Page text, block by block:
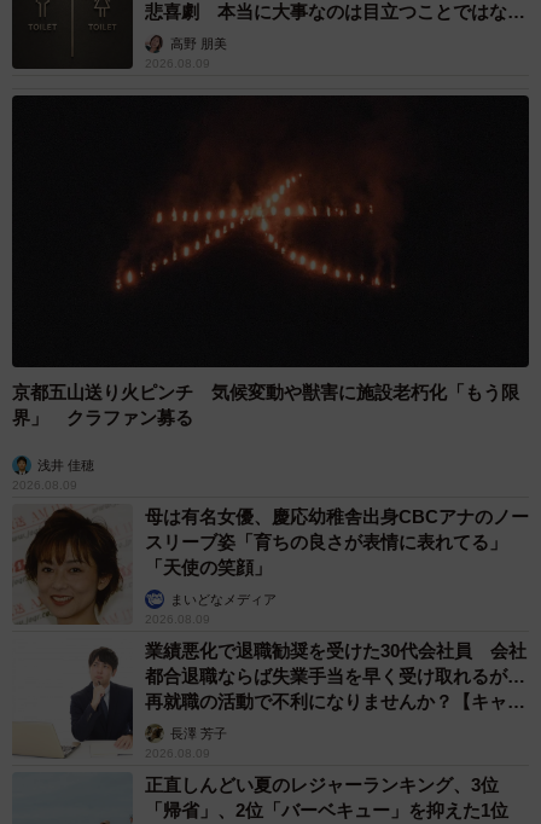
悲喜劇 本当に大事なのは目立つことではな
く…高野 朋美
2026.08.09
京都五山送り火ピンチ 気候変動や獣害に施設老朽化「もう限
界」 クラファン募る
浅井 佳穂
2026.08.09
母は有名女優、慶応幼稚舎出身CBCアナのノー
スリーブ姿「育ちの良さが表情に表れてる」
「天使の笑顔」
まいどなメディア
2026.08.09
業績悪化で退職勧奨を受けた30代会社員 会社
都合退職ならば失業手当を早く受け取れるが…
再就職の活動で不利になりませんか？【キャリ
アカウンセラーが解説】
長澤 芳子
2026.08.09
正直しんどい夏のレジャーランキング、3位
「帰省」、2位「バーベキュー」を抑えた1位